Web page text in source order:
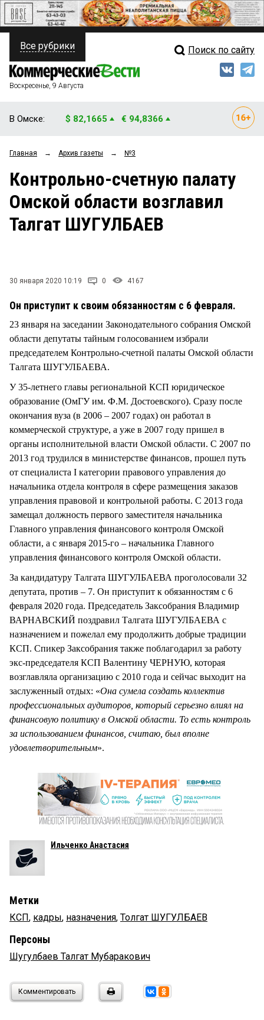
ПОЛИТИКА
ФИНАНСЫ
ОБЩЕСТВО
ЗАКОН
Свежий выпуск
Рейтинги
Блоги
Архив
Все рубрики Поиск по сайту
Воскресенье, 9 Августа
В Омске: $ 82,1665 € 94,8366
Главная → Архив газеты → №3
Контрольно-счетную палату
Омской области возглавил
Талгат ШУГУЛБАЕВ
30 января 2020 10:19 0 4167
Он приступит к своим обязанностям с 6 февраля.
23 января на заседании Законодательного собрания Омской
области депутаты тайным голосованием избрали
председателем Контрольно-счетной палаты Омской области
Талгата ШУГУЛБАЕВА.
У 35-летнего главы региональной КСП юридическое
образование (ОмГУ им. Ф.М. Достоевского). Сразу после
окончания вуза (в 2006 – 2007 годах) он работал в
коммерческой структуре, а уже в 2007 году пришел в
органы исполнительной власти Омской области. С 2007 по
2013 год трудился в министерстве финансов, прошел путь
от специалиста I категории правового управления до
начальника отдела контроля в сфере размещения заказов
управления правовой и контрольной работы. С 2013 года
замещал должность первого заместителя начальника
Главного управления финансового контроля Омской
области, а с января 2015-го – начальника Главного
управления финансового контроля Омской области.
За кандидатуру Талгата ШУГУЛБАЕВА проголосовали 32
депутата, против – 7. Он приступит к обязанностям с 6
февраля 2020 года. Председатель Заксобрания Владимир
ВАРНАВСКИЙ поздравил Талгата ШУГУЛБАЕВА с
назначением и пожелал ему продолжить добрые традиции
КСП. Спикер Заксобрания также поблагодарил за работу
экс-председателя КСП Валентину ЧЕРНУЮ, которая
возглавляла организацию с 2010 года и сейчас выходит на
заслуженный отдых: «Она сумела создать коллектив
профессиональных аудиторов, который серьезно влиял на
финансовую политику в Омской области. То есть контроль
за использованием финансов, считаю, был вполне
удовлетворительным».
Ильченко Анастасия
Метки
КСП, кадры, назначения, Толгат ШУГУЛБАЕВ
Персоны
Шугулбаев Талгат Мубаракович
Комментировать